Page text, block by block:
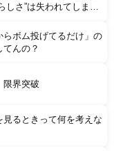
さ”は失われてしまう
らボム投げてるだけ」の
んの？
限界突破
見るときって何を考えな